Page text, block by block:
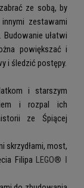
ze sobą, by
zestawami
Budowanie ułatwi
powiększać i
i śledzić postępy.
i starszym
i rozpal ich
ze Śpiącej
skrzydłami, most,
Filipa LEGO® ǀ